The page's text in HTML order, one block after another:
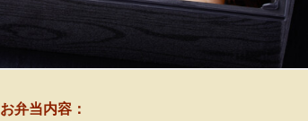
お弁当内容：